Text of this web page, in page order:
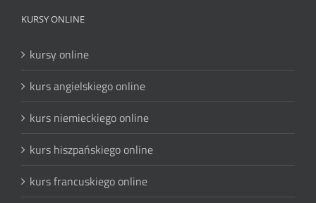
KURSY ONLINE
kursy online
kurs angielskiego online
kurs niemieckiego online
kurs hiszpańskiego online
kurs francuskiego online